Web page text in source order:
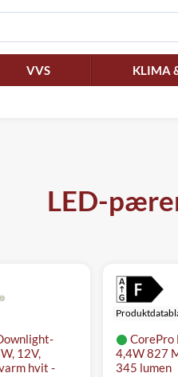
VVS KLIMA
LED-
12V,
hvit -
CorePro
4,4W 827
345 lumen